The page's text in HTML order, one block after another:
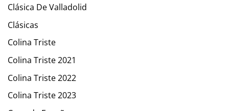
Clásica De Valladolid
Clásicas
Colina Triste
Colina Triste 2021
Colina Triste 2022
Colina Triste 2023